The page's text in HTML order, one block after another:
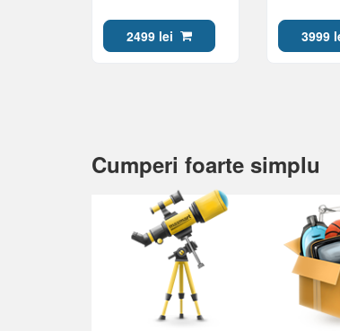
Black
2499 lei 3999
Cumperi foarte simplu